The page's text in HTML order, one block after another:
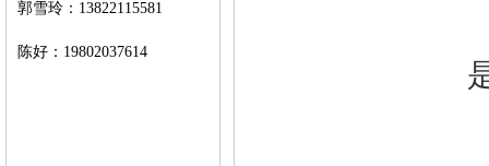
郭雪玲： 13822115581
陈好： 19802037614